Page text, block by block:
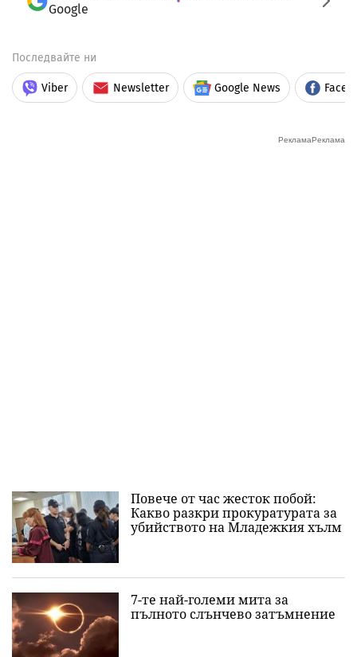
Google
Последвайте ни
Viber Newsletter Google News
Повече от час жесток побой:
Какво разкри прокуратурата за
убийството на Младежкия хълм
7-те най-големи мита за
пълното слънчево затъмнение